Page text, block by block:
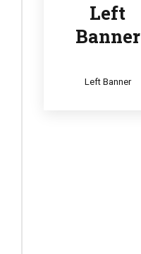
Left
Banner
Left Banner